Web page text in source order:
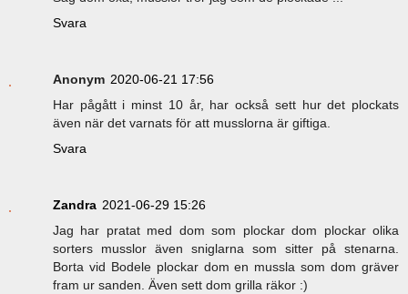
Svara
Anonym 2020-06-21 17:56
Har pågått i minst 10 år, har också sett hur det plockats
även när det varnats för att musslorna är giftiga.
Svara
Zandra 2021-06-29 15:26
Jag har pratat med dom som plockar dom plockar olika
sorters musslor även sniglarna som sitter på stenarna.
Borta vid Bodele plockar dom en mussla som dom gräver
fram ur sanden. Även sett dom grilla räkor :)